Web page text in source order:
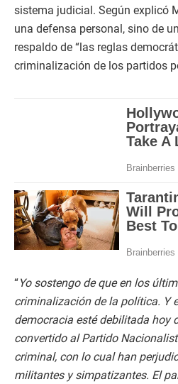
sistema judicial. Según explicó
una defensa personal, sino de
respaldo de “las reglas
criminalización de los partidos
“Yo sostengo de que en los
criminalización de la política. Y
democracia esté debilitada hoy
convertido al Partido
criminal, con lo cual han
militantes y simpatizantes. El